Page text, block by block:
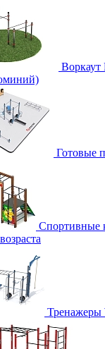
Готовые
Спортивные